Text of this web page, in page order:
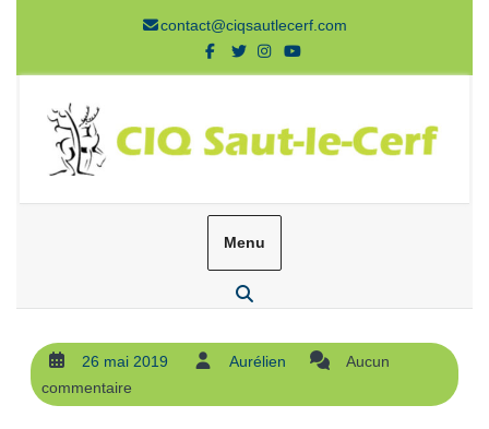
contact@ciqsautlecerf.com
Menu
26 mai 2019 Aurélien
Aucun
commentaire